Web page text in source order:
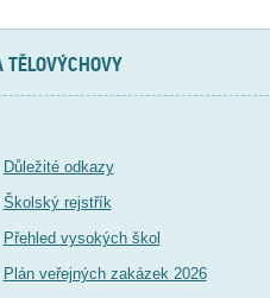
Důležité odkazy
Školský rejstřík
Přehled vysokých škol
Plán veřejných zakázek 2026